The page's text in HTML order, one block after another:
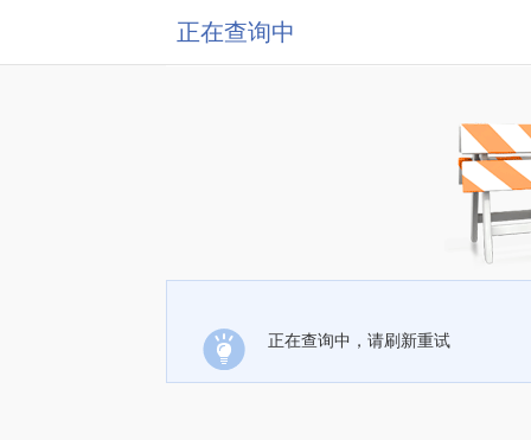
正在查询中
正在查询中，请刷新重试